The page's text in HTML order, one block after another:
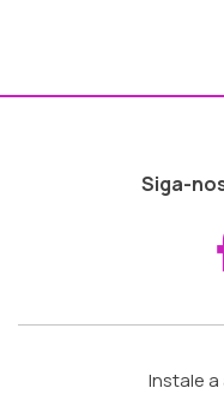
Siga-
Instale